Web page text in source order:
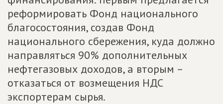
реформировать Фонд национального
благосостояния, создав Фонд
национального сбережения, куда должно
направляться 90% дополнительных
нефтегазовых доходов, а вторым –
отказаться от возмещения НДС
экспортерам сырья.